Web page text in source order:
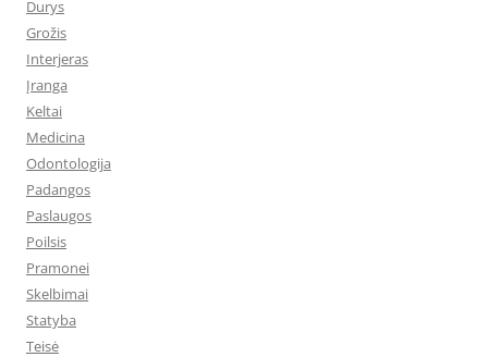
Durys
Grožis
Interjeras
Įranga
Keltai
Medicina
Odontologija
Padangos
Paslaugos
Poilsis
Pramonei
Skelbimai
Statyba
Teisė